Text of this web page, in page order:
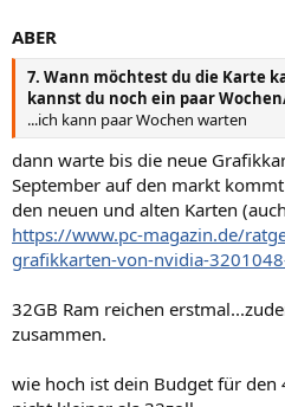
ABER
7. Wann möchtest du die Karte
kannst du noch ein paar
...ich kann paar Wochen warten
dann warte bis die neue
September auf den markt
den neuen und alten Karten
https://www.pc-magazin.de/
grafikkarten-von-nvidia-
32GB Ram reichen
zusammen.
wie hoch ist dein Budget für